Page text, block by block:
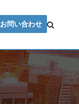
お問い合わせ